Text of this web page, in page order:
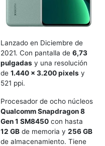
Lanzado en Diciembre de
2021. Con pantalla de 6,73
pulgadas y una resolución
de 1.440 x 3.200 pixels y
521 ppi.
Procesador de ocho núcleos
Qualcomm Snapdragon 8
Gen 1 SM8450 con hasta
12 GB de memoria y 256 GB
de almacenamiento. Tiene